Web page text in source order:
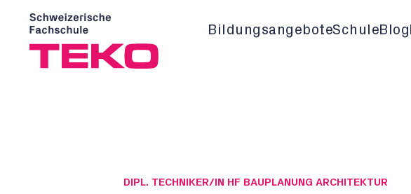
BildungsangeboteSchule Blog
DIPL. TECHNIKER/IN HF BAUPLANUNG ARCHITEKTUR